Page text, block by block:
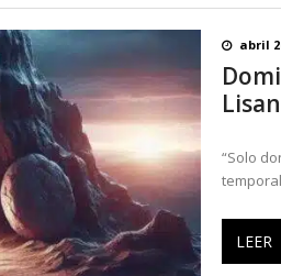
abril
“Solo
LEER